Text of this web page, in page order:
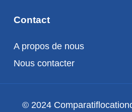
Contact
A propos de nous
Nous contacter
© 2024